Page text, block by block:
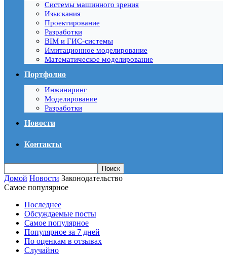
Системы машинного зрения
Изыскания
Проектирование
Разработки
BIM и ГИС-системы
Имитационное моделирование
Математическое моделирование
Портфолио
Инжиниринг
Моделирование
Разработки
Новости
Контакты
Домой Новости Законодательство
Самое популярное
Последнее
Обсуждаемые посты
Самое популярное
Популярное за 7 дней
По оценкам в отзывах
Случайно